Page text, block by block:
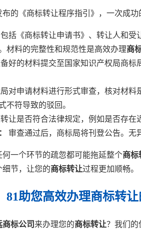
的《商标转让程序指引》，一次成功
包括《商标转让申请书》、转让人和受
材料的完整性和规范性是高效办理商
好的材料提交至国家知识产权局商标
对申请材料进行形式审查，核对材
不符导致的驳回。
让是否符合法律规定，例如是否存在
审查通过后，商标局将刊登公告。无
一个环节的疏忽都可能拖延整个商标
细节，让您的商标转让过程更加顺畅。
81助您高效办理商标转
标公司 来办理您的商标转让？我们的